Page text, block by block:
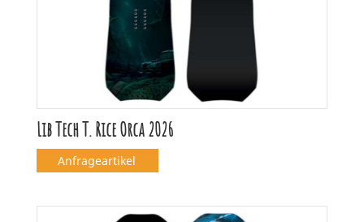
Lib Tech T. Rice Orca 2026
Anfrageartikel